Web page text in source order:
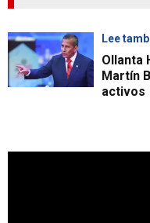
Lee
Ollanta
Martín
activos